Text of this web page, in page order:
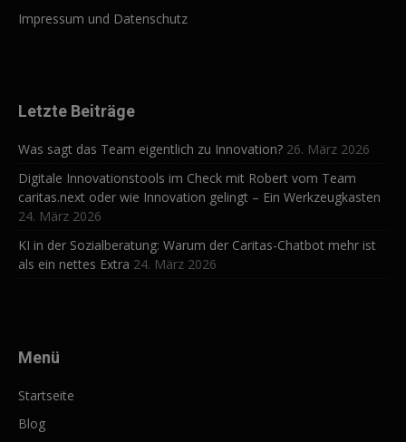
Impressum und Datenschutz
Letzte Beiträge
Was sagt das Team eigentlich zu Innovation? 26. März 2026
Digitale Innovationstools im Check mit Robert vom Team
caritas.next oder wie Innovation gelingt – Ein Werkzeugkasten
24. März 2026
KI in der Sozialberatung: Warum der Caritas-Chatbot mehr ist
als ein nettes Extra 24. März 2026
Menü
Startseite
Blog